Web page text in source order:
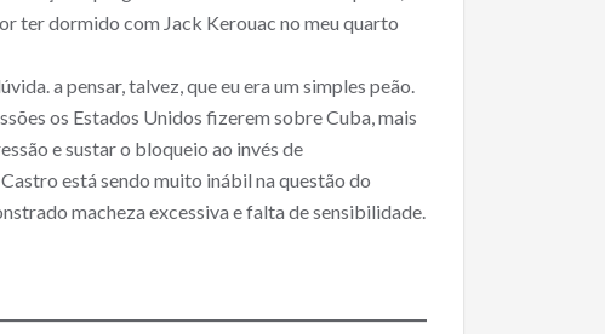
ter dormido com Jack Kerouac no meu quarto
a pensar, talvez, que eu era um simples peão.
os Estados Unidos fizerem sobre Cuba, mais
e sustar o bloqueio ao invés de
está sendo muito inábil na questão do
macheza excessiva e falta de sensibilidade.